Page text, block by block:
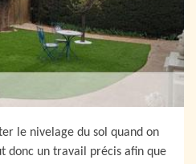
le nivelage du sol quand on
donc un travail précis afin que